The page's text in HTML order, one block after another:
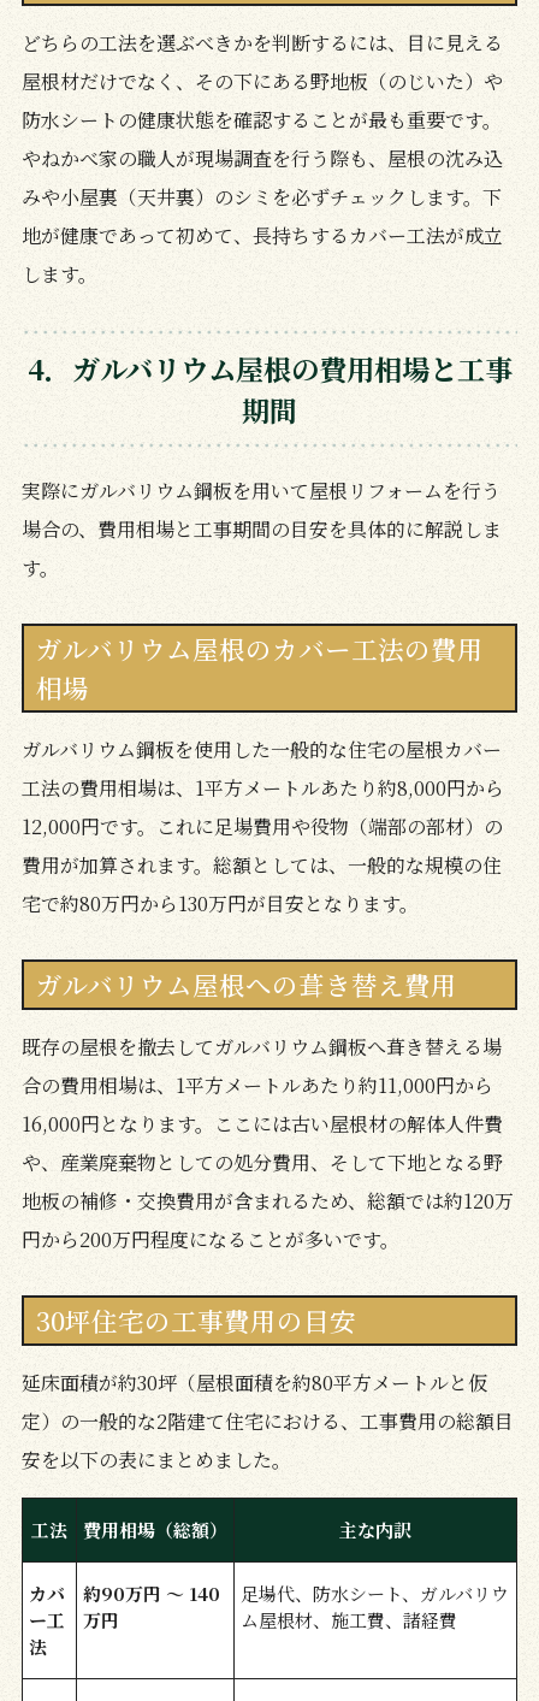
どちらの工法を選ぶべきかを判断するには、目に見える
屋根材だけでなく、その下にある野地板（のじいた）や
防水シートの健康状態を確認することが最も重要です。
やねかべ家の職人が現場調査を行う際も、屋根の沈み込
みや小屋裏（天井裏）のシミを必ずチェックします。下
地が健康であって初めて、長持ちするカバー工法が成立
します。
4．ガルバリウム屋根の費用相場と工事
期間
実際にガルバリウム鋼板を用いて屋根リフォームを行う
場合の、費用相場と工事期間の目安を具体的に解説しま
す。
ガルバリウム屋根のカバー工法の費用
相場
ガルバリウム鋼板を使用した一般的な住宅の屋根カバー
工法の費用相場は、1平方メートルあたり約8,000円から
12,000円です。これに足場費用や役物（端部の部材）の
費用が加算されます。総額としては、一般的な規模の住
宅で約80万円から130万円が目安となります。
ガルバリウム屋根への葺き替え費用
既存の屋根を撤去してガルバリウム鋼板へ葺き替える場
合の費用相場は、1平方メートルあたり約11,000円から
16,000円となります。ここには古い屋根材の解体人件費
や、産業廃棄物としての処分費用、そして下地となる野
地板の補修・交換費用が含まれるため、総額では約120万
円から200万円程度になることが多いです。
30坪住宅の工事費用の目安
延床面積が約30坪（屋根面積を約80平方メートルと仮
定）の一般的な2階建て住宅における、工事費用の総額目
安を以下の表にまとめました。
工法 費用相場（総額） 主な内訳
カバ
ー工
法
約90万円 〜 140
万円
足場代、防水シート、ガルバリウ
ム屋根材、施工費、諸経費